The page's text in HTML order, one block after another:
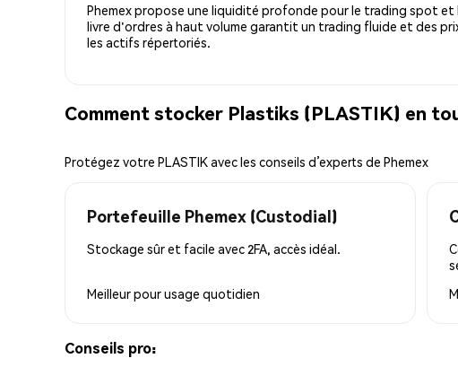
Phemex propose une liquidité profonde pour le trading spot
livre d'ordres à haut volume garantit un trading fluide et des
les actifs répertoriés.
Comment stocker Plastiks (PLASTIK) en
Protégez votre PLASTIK avec les conseils d’experts de Phemex
Portefeuille Phemex (Custodial)
Stockage sûr et facile avec 2FA, accès idéal.
Meilleur pourusage quotidien
Conseils pro: